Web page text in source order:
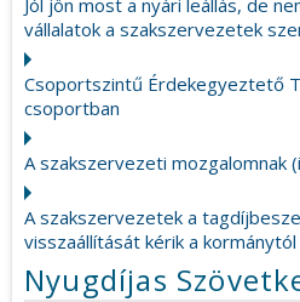
Jól jön most a nyári leállás, de
vállalatok a szakszervezetek
Csoportszintű Érdekegyeztető
csoportban
A szakszervezeti mozgalomnak
A szakszervezetek a
visszaállítását kérik a kormánytól
Nyugdíjas